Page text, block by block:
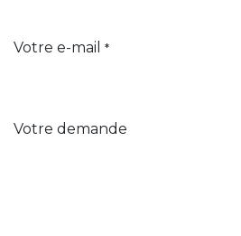
Votre e-mail *
Votre demande